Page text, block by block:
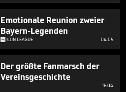
Emotionale Reunion zweier
Bayern-Legenden
ICON LEAGUE 04.05.
Der größte Fanmarsch der
Vereinsgeschichte
16.04.